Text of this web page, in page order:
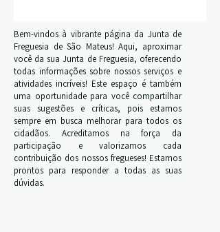
Bem-vindos à vibrante página da Junta de
Freguesia de São Mateus! Aqui, aproximar
você da sua Junta de Freguesia, oferecendo
todas informações sobre nossos serviços e
atividades incríveis! Este espaço é também
uma oportunidade para você compartilhar
suas sugestões e críticas, pois estamos
sempre em busca melhorar para todos os
cidadãos. Acreditamos na força da
participação e valorizamos cada
contribuição dos nossos fregueses! Estamos
prontos para responder a todas as suas
dúvidas.